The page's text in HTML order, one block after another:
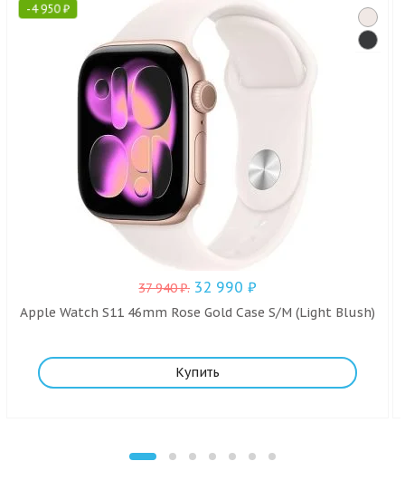
-4 950₽
37 940₽. 32 990 ₽
Apple Watch S11 46mm Rose Gold Case S/M (Light Blush)
Купить